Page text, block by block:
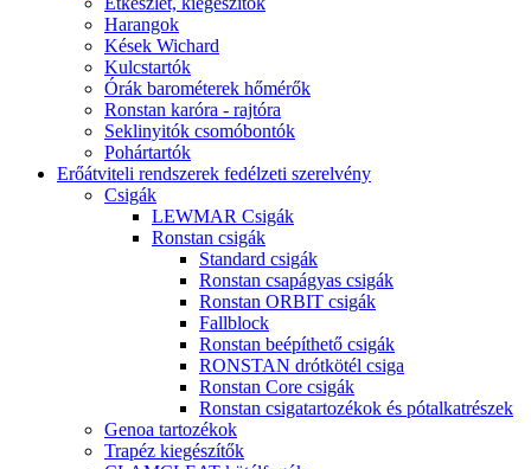
Harangok
Kések Wichard
Kulcstartók
Órák barométerek hőmérők
Ronstan karóra - rajtóra
Seklinyitók csomóbontók
Pohártartók
Erőátviteli rendszerek fedélzeti szerelvény
Csigák
LEWMAR Csigák
Ronstan csigák
Standard csigák
Ronstan csapágyas csigák
Ronstan ORBIT csigák
Fallblock
Ronstan beépíthető csigák
RONSTAN drótkötél csiga
Ronstan Core csigák
Ronstan csigatartozékok és pótalkatrészek
Genoa tartozékok
Trapéz kiegészítők